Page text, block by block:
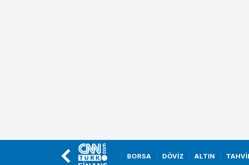
BORSA DÖVİZ ALTIN